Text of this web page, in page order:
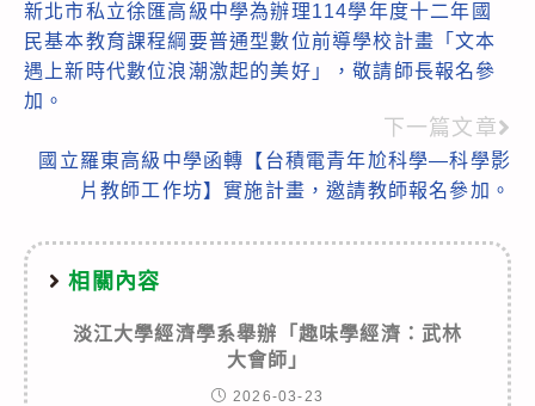
more
articles
新北市私立徐匯高級中學為辦理114學年度十二年國
民基本教育課程綱要普通型數位前導學校計畫「文本
遇上新時代數位浪潮激起的美好」，敬請師長報名參
加。
下一篇文章
國立羅東高級中學函轉【台積電青年尬科學—科學影
片教師工作坊】實施計畫，邀請教師報名參加。
相關內容
淡江大學經濟學系舉辦「趣味學經濟：武林
大會師」
2026-03-23